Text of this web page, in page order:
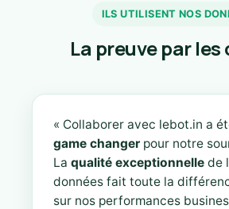
ILS UTILISENT NOS
La preuve par
« Collaborer avec lebot.in a
game changer pour notre
La qualité exceptionnelle de
données fait toute la
sur nos performances